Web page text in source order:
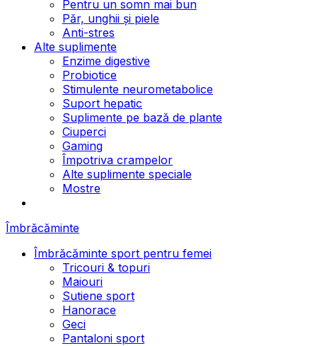
Pentru un somn mai bun
Păr, unghii și piele
Anti-stres
Alte suplimente
Enzime digestive
Probiotice
Stimulente neurometabolice
Suport hepatic
Suplimente pe bază de plante
Ciuperci
Gaming
Împotriva crampelor
Alte suplimente speciale
Mostre
Îmbrăcăminte
Îmbrăcăminte sport pentru femei
Tricouri & topuri
Maiouri
Sutiene sport
Hanorace
Geci
Pantaloni sport